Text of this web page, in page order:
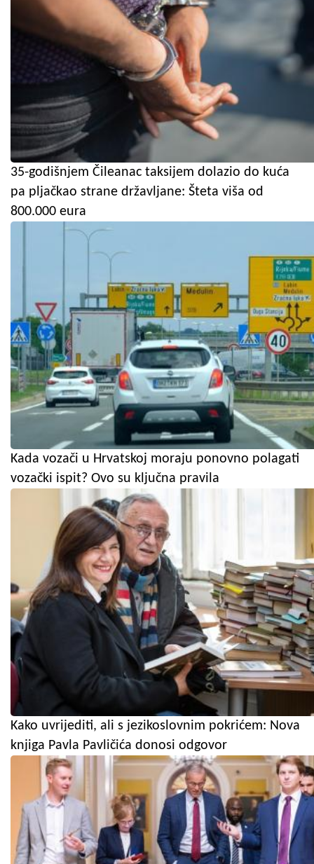
35-godišnjem Čileanac taksijem dolazio do kuća
pa pljačkao strane državljane: Šteta viša od
800.000 eura
Kada vozači u Hrvatskoj moraju ponovno polagati
vozački ispit? Ovo su ključna pravila
Kako uvrijediti, ali s jezikoslovnim pokrićem: Nova
knjiga Pavla Pavličića donosi odgovor